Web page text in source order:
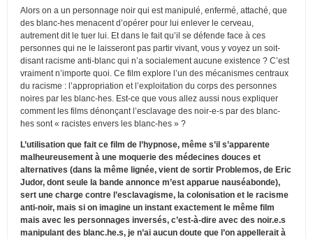
Alors on a un personnage noir qui est manipulé, enfermé, attaché, que
des blanc-hes menacent d’opérer pour lui enlever le cerveau,
autrement dit le tuer lui. Et dans le fait qu’il se défende face à ces
personnes qui ne le laisseront pas partir vivant, vous y voyez un soit-
disant racisme anti-blanc qui n’a socialement aucune existence ? C’est
vraiment n’importe quoi. Ce film explore l’un des mécanismes centraux
du racisme : l’appropriation et l’exploitation du corps des personnes
noires par les blanc-hes. Est-ce que vous allez aussi nous expliquer
comment les films dénonçant l’esclavage des noir-e-s par des blanc-
hes sont « racistes envers les blanc-hes » ?
L’utilisation que fait ce film de l’hypnose, même s’il s’apparente
malheureusement à une moquerie des médecines douces et
alternatives (dans la même lignée, vient de sortir Problemos, de Eric
Judor, dont seule la bande annonce m’est apparue nauséabonde),
sert une charge contre l’esclavagisme, la colonisation et le racisme
anti-noir, mais si on imagine un instant exactement le même film
mais avec les personnages inversés, c’est-à-dire avec des noir.e.s
manipulant des blanc.he.s, je n’ai aucun doute que l’on appellerait à